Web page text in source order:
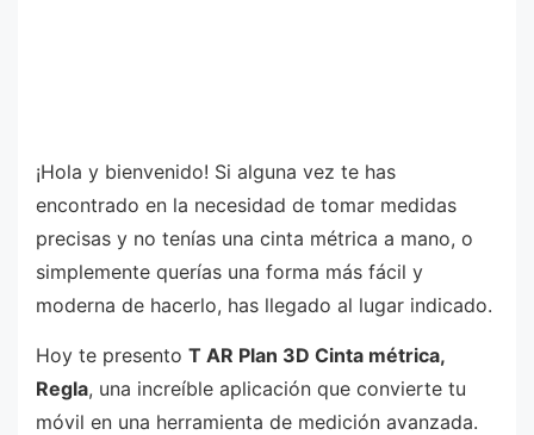
¡Hola y bienvenido! Si alguna vez te has
encontrado en la necesidad de tomar medidas
precisas y no tenías una cinta métrica a mano, o
simplemente querías una forma más fácil y
moderna de hacerlo, has llegado al lugar indicado.
Hoy te presento T AR Plan 3D Cinta métrica,
Regla, una increíble aplicación que convierte tu
móvil en una herramienta de medición avanzada.